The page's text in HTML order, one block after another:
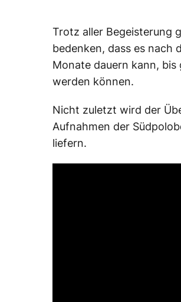
Trotz aller Begeisterung
bedenken, dass es nach
Monate dauern kann,
werden können.
Nicht zuletzt wird der
Aufnahmen der
liefern.